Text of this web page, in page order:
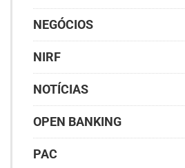
NEGÓCIOS
NIRF
NOTÍCIAS
OPEN BANKING
PAC